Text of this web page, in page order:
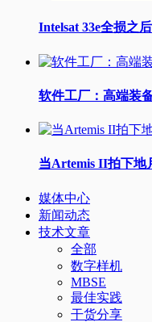
Intelsat 33e全损之
软件工厂：高端装
当Artemis II拍下地
媒体中心
新闻动态
技术文章
全部
数字样机
MBSE
最佳实践
干货分享